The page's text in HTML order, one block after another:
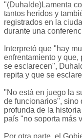
"(Duhalde)Lamenta
tantos heridos y
registrados en la
durante una
Interpretó que "hay
enfrentamiento y que,
se esclarecen",
repita y que se
"No está en juego la
de funcionarios", sino
profunda de la
país "no soporta más